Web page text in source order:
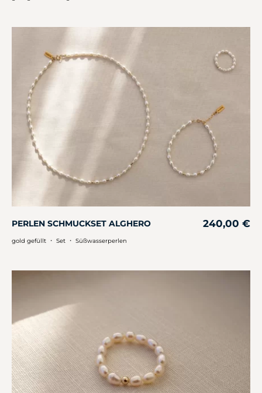
PERLEN SCHMUCKSET ALGHERO 240,00 €
gold gefüllt ・ Set ・ Süßwasserperlen